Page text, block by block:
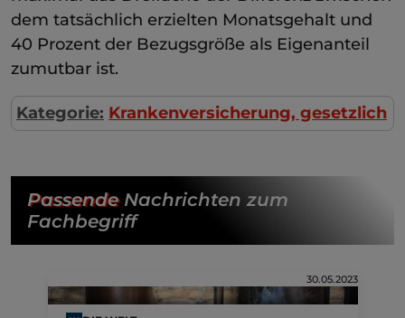
dem tatsächlich erzielten Monatsgehalt und
40 Prozent der Bezugsgröße als Eigenanteil
zumutbar ist.
Kategorie: Krankenversicherung, gesetzlich
PassendeNachrichten zum
Fachbegriff
30.05.2023